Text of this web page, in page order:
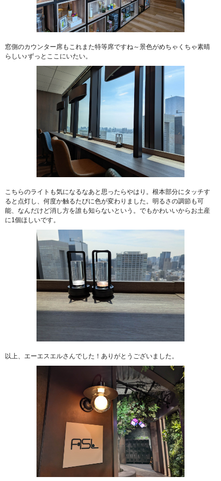
窓側のカウンター席もこれまた特等席ですね～景色がめちゃくちゃ素晴
らしい♪ずっとここにいたい。
こちらのライトも気になるなあと思ったらやはり。根本部分にタッチす
ると点灯し、何度か触るたびに色が変わりました。明るさの調節も可
能、なんだけど消し方を誰も知らないという。でもかわいいからお土産
に1個ほしいです。
以上、エーエスエルさんでした！ありがとうございました。